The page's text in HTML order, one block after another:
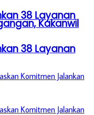
38 Layanan
Kakanwil
38 Layanan